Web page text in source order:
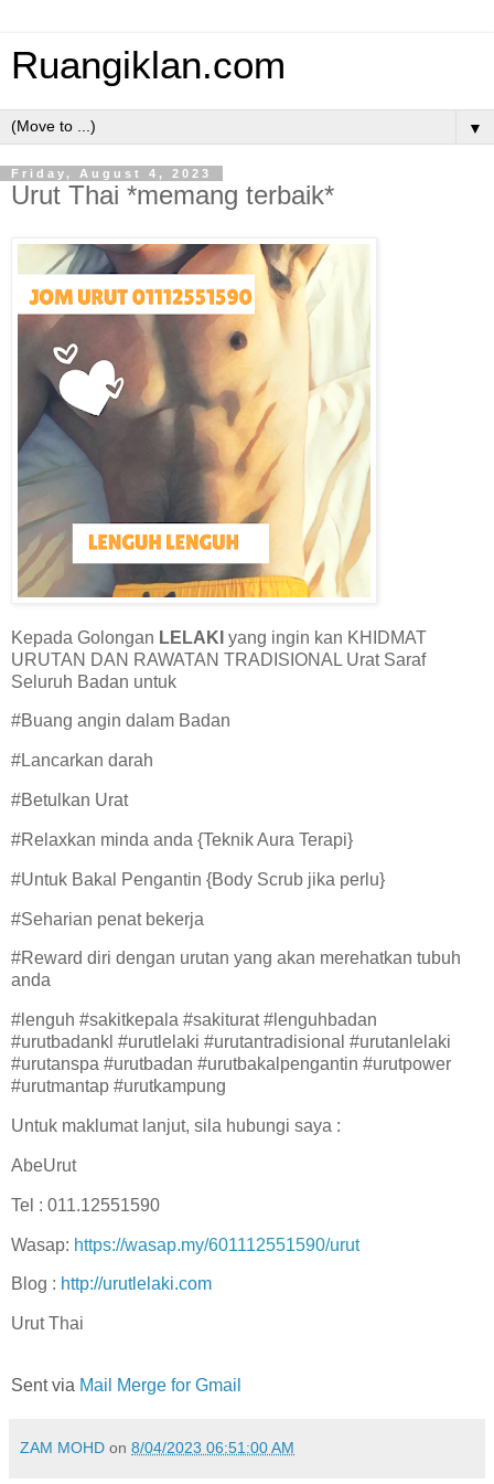
Ruangiklan.com
▼
Friday, August 4, 2023
Urut Thai *memang terbaik*
Kepada Golongan LELAKI yang ingin kan KHIDMAT
URUTAN DAN RAWATAN TRADISIONAL Urat Saraf
Seluruh Badan untuk
#Buang angin dalam Badan
#Lancarkan darah
#Betulkan Urat
#Relaxkan minda anda {Teknik Aura Terapi}
#Untuk Bakal Pengantin {Body Scrub jika perlu}
#Seharian penat bekerja
#Reward diri dengan urutan yang akan merehatkan tubuh
anda
#lenguh #sakitkepala #sakiturat #lenguhbadan
#urutbadankl #urutlelaki #urutantradisional #urutanlelaki
#urutanspa #urutbadan #urutbakalpengantin #urutpower
#urutmantap #urutkampung
Untuk maklumat lanjut, sila hubungi saya :
AbeUrut
Tel : 011.12551590
Wasap: https://wasap.my/601112551590/urut
Blog : http://urutlelaki.com
Urut Thai
Sent via Mail Merge for Gmail
ZAM MOHD on 8/04/2023 06:51:00 AM